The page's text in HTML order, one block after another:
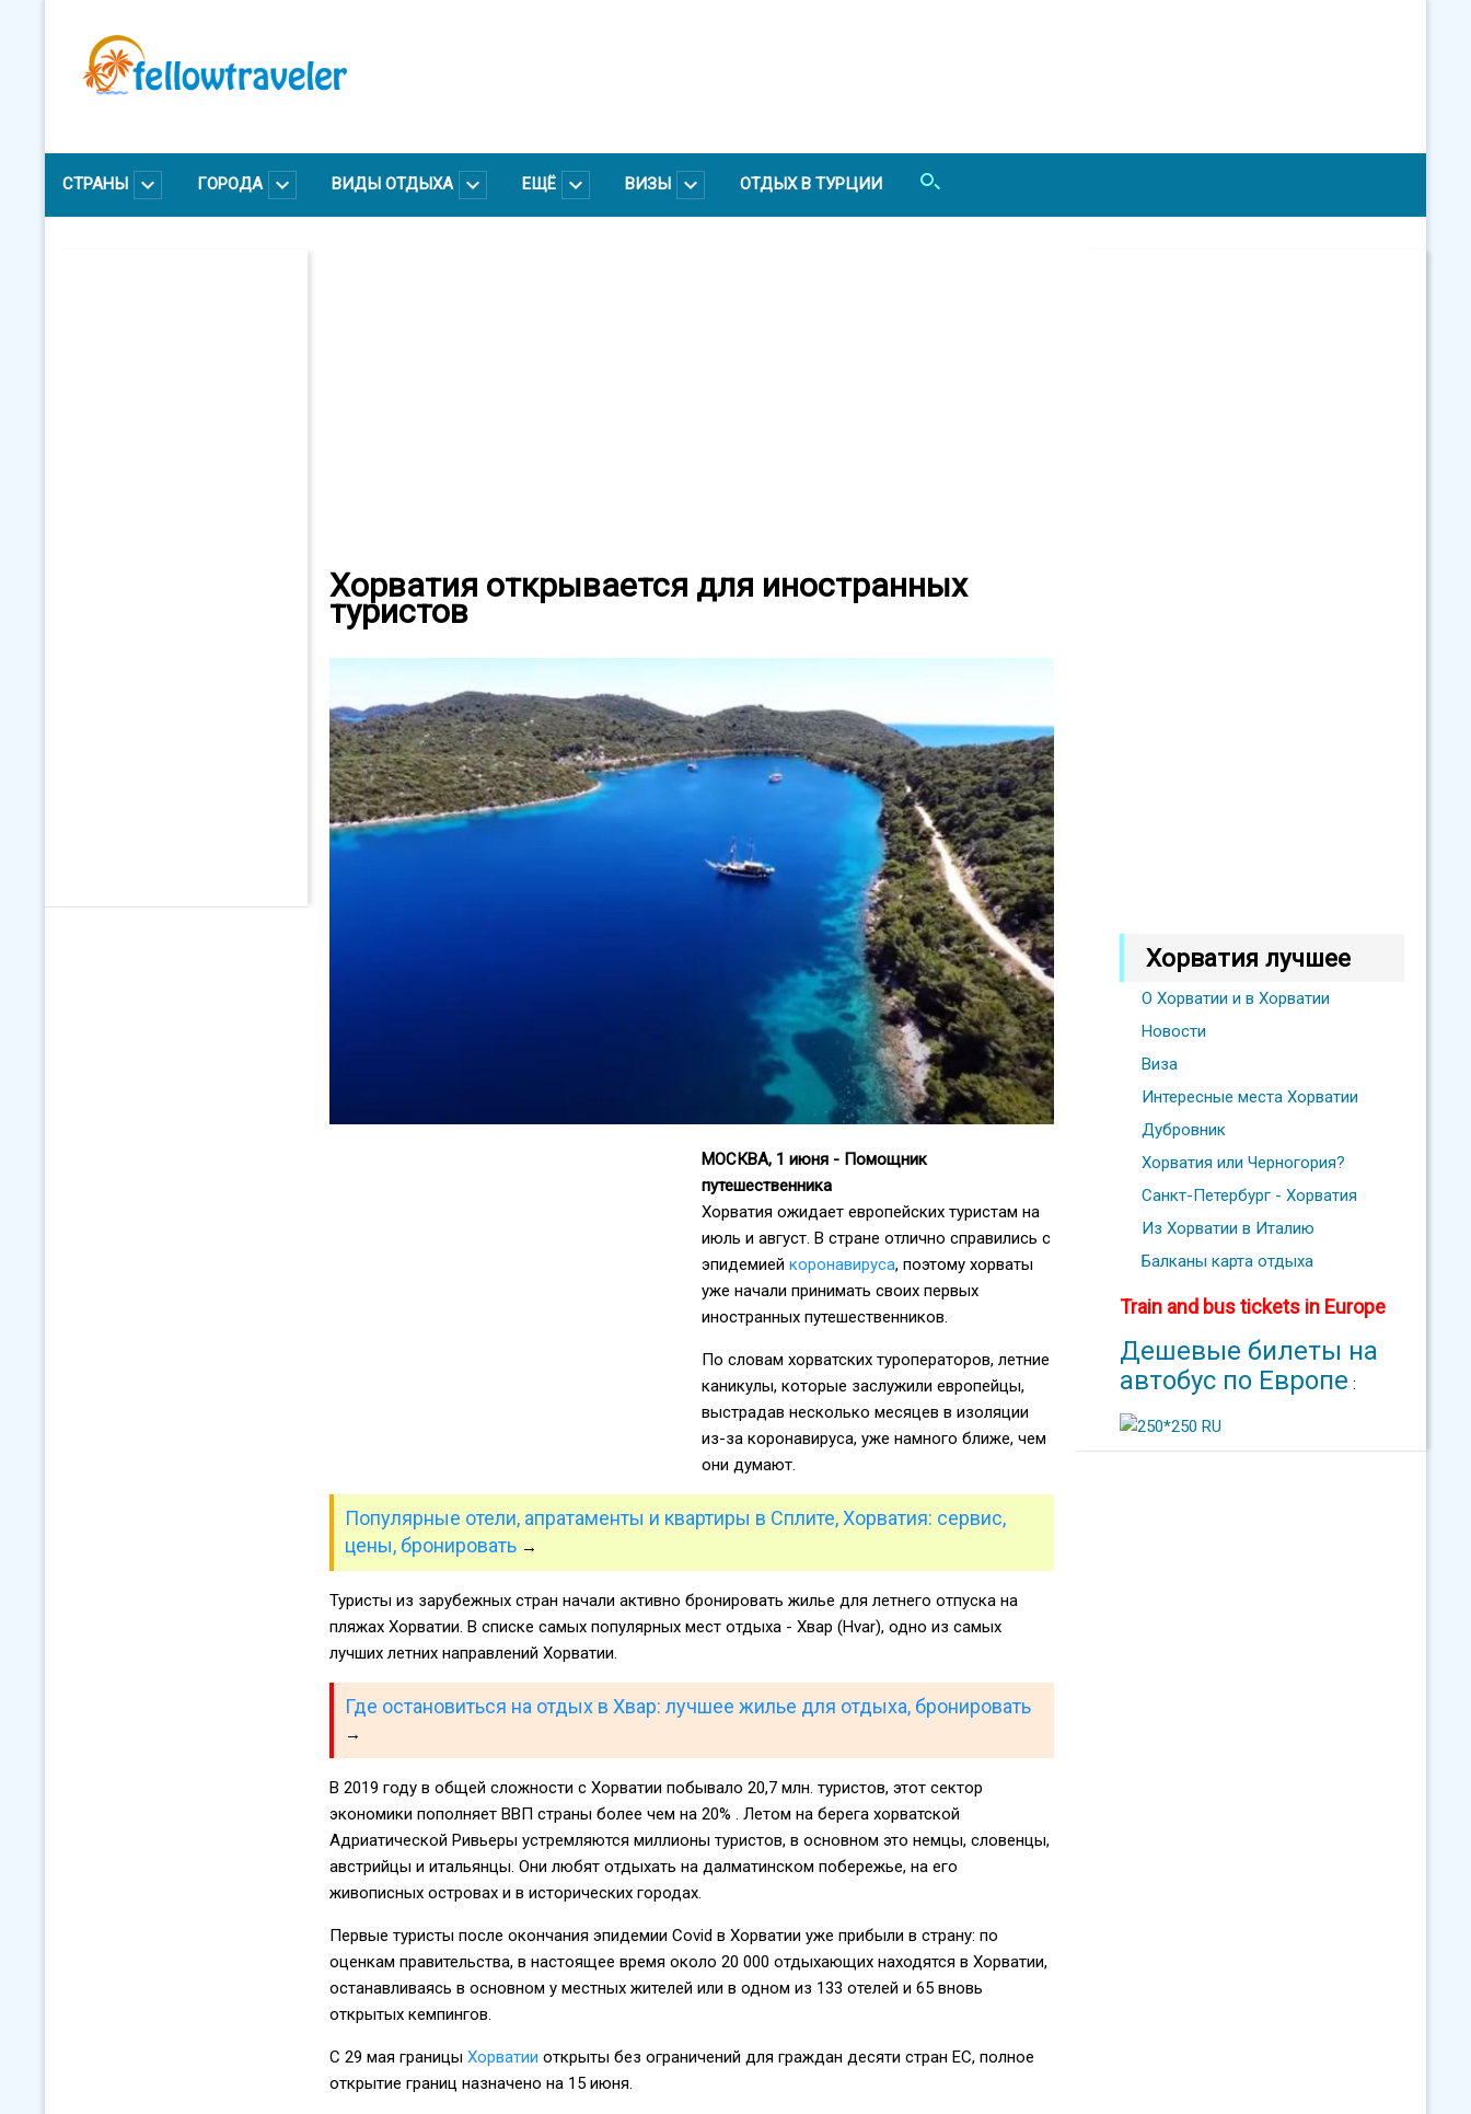
содержанию
СТРАНЫ ГОРОДА ВИДЫ ОТДЫХА ЕЩЁ ВИЗЫ ОТДЫХ В ТУРЦИИ
Хорватия открывается для иностранных
туристов
МОСКВА, 1 июня - Помощник
путешественника
Хорватия ожидает европейских туристам на
июль и август. В стране отлично справились с
эпидемией коронавируса, поэтому хорваты
уже начали принимать своих первых
иностранных путешественников.
По словам хорватских туроператоров, летние
каникулы, которые заслужили европейцы,
выстрадав несколько месяцев в изоляции
из-за коронавируса, уже намного ближе, чем
они думают.
Популярные отели, апратаменты и квартиры в Сплите, Хорватия: сервис,
цены, бронировать →
Туристы из зарубежных стран начали активно бронировать жилье для летнего отпуска на
пляжах Хорватии. В списке самых популярных мест отдыха - Хвар (Hvar), одно из самых
лучших летних направлений Хорватии.
Где остановиться на отдых в Хвар: лучшее жилье для отдыха, бронировать
→
В 2019 году в общей сложности с Хорватии побывало 20,7 млн. туристов, этот сектор
экономики пополняет ВВП страны более чем на 20% . Летом на берега хорватской
Адриатической Ривьеры устремляются миллионы туристов, в основном это немцы, словенцы,
австрийцы и итальянцы. Они любят отдыхать на далматинском побережье, на его
живописных островах и в исторических городах.
Первые туристы после окончания эпидемии Covid в Хорватии уже прибыли в страну: по
оценкам правительства, в настоящее время около 20 000 отдыхающих находятся в Хорватии,
останавливаясь в основном у местных жителей или в одном из 133 отелей и 65 вновь
открытых кемпингов.
С 29 мая границы Хорватии открыты без ограничений для граждан десяти стран ЕС, полное
открытие границ назначено на 15 июня.
Хорватия лучшее
О Хорватии и в Хорватии
Новости
Виза
Интересные места Хорватии
Дубровник
Хорватия или Черногория?
Санкт-Петербург - Хорватия
Из Хорватии в Италию
Балканы карта отдыха
Train and bus tickets in Europe
Дешевые билеты на
автобус по Европе :